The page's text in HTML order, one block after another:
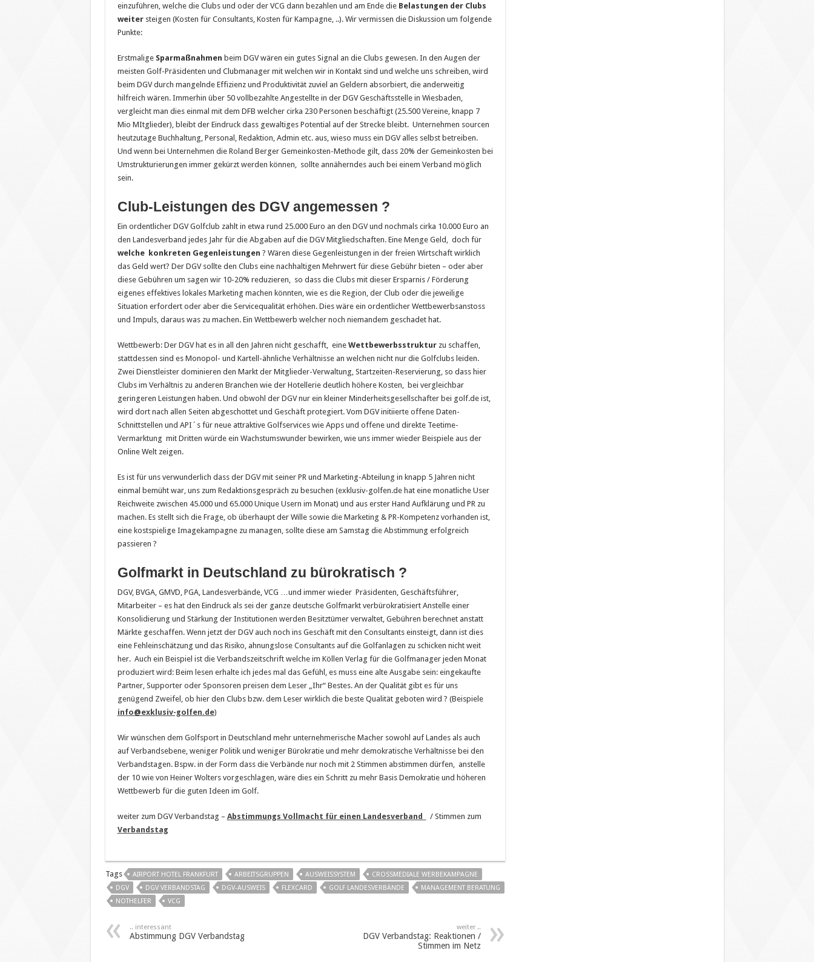
einzuführen, welche die Clubs und oder der VCG dann bezahlen und am Ende die Belastungen der Clubs
weitersteigen (Kosten für Consultants, Kosten für Kampagne, ..). Wir vermissen die Diskussion um folgende
Punkte:
Erstmalige Sparmaßnahmen beim DGV wären ein gutes Signal an die Clubs gewesen. In den Augen der
meisten Golf-Präsidenten und Clubmanager mit welchen wir in Kontakt sind und welche uns schreiben, wird
beim DGV durch mangelnde Effizienz und Produktivität zuviel an Geldern absorbiert, die anderweitig
hilfreich wären. Immerhin über 50 vollbezahlte Angestellte in der DGV Geschäftsstelle in Wiesbaden,
vergleicht man dies einmal mit dem DFB welcher cirka 230 Personen beschäftigt (25.500 Vereine, knapp 7
Mio MItglieder), bleibt der Eindruck dass gewaltiges Potential auf der Strecke bleibt. Unternehmen sourcen
heutzutage Buchhaltung, Personal, Redaktion, Admin etc. aus, wieso muss ein DGV alles selbst betreiben.
Und wenn bei Unternehmen die Roland Berger Gemeinkosten-Methode gilt, dass 20% der Gemeinkosten bei
Umstrukturierungen immer gekürzt werden können, sollte annäherndes auch bei einem Verband möglich
sein.
Club-Leistungen des DGV angemessen ?
Ein ordentlicher DGV Golfclub zahlt in etwa rund 25.000 Euro an den DGV und nochmals cirka 10.000 Euro an
den Landesverband jedes Jahr für die Abgaben auf die DGV Mitgliedschaften. Eine Menge Geld, doch für
welche konkreten Gegenleistungen ? Wären diese Gegenleistungen in der freien Wirtschaft wirklich
das Geld wert? Der DGV sollte den Clubs eine nachhaltigen Mehrwert für diese Gebühr bieten – oder aber
diese Gebühren um sagen wir 10-20% reduzieren, so dass die Clubs mit dieser Ersparnis / Förderung
eigenes effektives lokales Marketing machen könnten, wie es die Region, der Club oder die jeweilige
Situation erfordert oder aber die Servicequalität erhöhen. Dies wäre ein ordentlicher Wettbewerbsanstoss
und Impuls, daraus was zu machen. Ein Wettbewerb welcher noch niemandem geschadet hat.
Wettbewerb: Der DGV hat es in all den Jahren nicht geschafft, eine Wettbewerbsstrukturzu schaffen,
stattdessen sind es Monopol- und Kartell-ähnliche Verhältnisse an welchen nicht nur die Golfclubs leiden.
Zwei Dienstleister dominieren den Markt der Mitglieder-Verwaltung, Startzeiten-Reservierung, so dass hier
Clubs im Verhältnis zu anderen Branchen wie der Hotellerie deutlich höhere Kosten, bei vergleichbar
geringeren Leistungen haben. Und obwohl der DGV nur ein kleiner Minderheitsgesellschafter bei golf.de ist,
wird dort nach allen Seiten abgeschottet und Geschäft protegiert. Vom DGV initiierte offene Daten-
Schnittstellen und API´s für neue attraktive Golfservices wie Apps und offene und direkte Teetime-
Vermarktung mit Dritten würde ein Wachstumswunder bewirken, wie uns immer wieder Beispiele aus der
Online Welt zeigen.
Es ist für uns verwunderlich dass der DGV mit seiner PR und Marketing-Abteilung in knapp 5 Jahren nicht
einmal bemüht war, uns zum Redaktionsgespräch zu besuchen (exklusiv-golfen.de hat eine monatliche User
Reichweite zwischen 45.000 und 65.000 Unique Usern im Monat) und aus erster Hand Aufklärung und PR zu
machen. Es stellt sich die Frage, ob überhaupt der Wille sowie die Marketing & PR-Kompetenz vorhanden ist,
eine kostspielige Imagekampagne zu managen, sollte diese am Samstag die Abstimmung erfolgreich
passieren ?
Golfmarkt in Deutschland zu bürokratisch ?
DGV, BVGA, GMVD, PGA, Landesverbände, VCG …und immer wieder Präsidenten, Geschäftsführer,
Mitarbeiter – es hat den Eindruck als sei der ganze deutsche Golfmarkt verbürokratisiert Anstelle einer
Konsolidierung und Stärkung der Institutionen werden Besitztümer verwaltet, Gebühren berechnet anstatt
Märkte geschaffen. Wenn jetzt der DGV auch noch ins Geschäft mit den Consultants einsteigt, dann ist dies
eine Fehleinschätzung und das Risiko, ahnungslose Consultants auf die Golfanlagen zu schicken nicht weit
her. Auch ein Beispiel ist die Verbandszeitschrift welche im Köllen Verlag für die Golfmanager jeden Monat
produziert wird: Beim lesen erhalte ich jedes mal das Gefühl, es muss eine alte Ausgabe sein: eingekaufte
Partner, Supporter oder Sponsoren preisen dem Leser „Ihr“ Bestes. An der Qualität gibt es für uns
genügend Zweifel, ob hier den Clubs bzw. dem Leser wirklich die beste Qualität geboten wird ? (Beispiele
info@exklusiv-golfen.de)
Wir wünschen dem Golfsport in Deutschland mehr unternehmerische Macher sowohl auf Landes als auch
auf Verbandsebene, weniger Politik und weniger Bürokratie und mehr demokratische Verhältnisse bei den
Verbandstagen. Bspw. in der Form dass die Verbände nur noch mit 2 Stimmen abstimmen dürfen, anstelle
der 10 wie von Heiner Wolters vorgeschlagen, wäre dies ein Schritt zu mehr Basis Demokratie und höheren
Wettbewerb für die guten Ideen im Golf.
weiter zum DGV Verbandstag – Abstimmungs Vollmacht für einen Landesverband
/ Stimmen zum
Verbandstag
Tags AIRPORT HOTEL FRANKFURT ARBEITSGRUPPEN AUSWEISSYSTEM
CROSSMEDIALE WERBEKAMPAGNE
DGV
DGV VERBANDSTAG DGV-AUSWEIS FLEXCARD GOLF LANDESVERBÄNDE
MANAGEMENT BERATUNG
NOTHELFER
VCG
.. interessant
Abstimmung DGV Verbandstag
weiter ..
DGV Verbandstag: Reaktionen /
Stimmen im Netz